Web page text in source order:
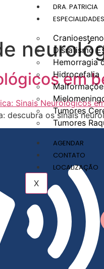
DRA. PATRICIA
ESPECIALIDADES
Disrafismo
Hemorragia
Hidrocefalia
Tumores
Tumores
AGENDAR
CONTATO
LOCALIZAÇÃO
X
em
descubra os sinais